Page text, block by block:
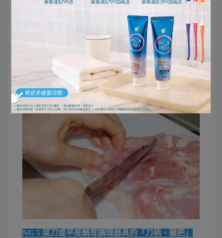
「蔬菜專用」，則更安全。
NG 4 摸完食物也不洗手，或是只用清水洗手
根據日本獅王的調查，有很多人在「把食物從塑膠
袋或購物袋中取出後」或「將切好的食材以手放到
湯鍋或平底鍋後」並不會洗手。這時若再進行料理
擺盤等動作，則很有可能導致細菌入侵體內。
NG 5 菜刀或平底鍋等調理器具的「刀柄、握把」